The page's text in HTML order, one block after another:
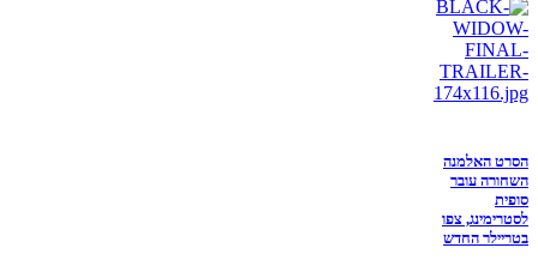
הסרט האלמנה
השחורה עובר
סופית
לסטרימינג, צפו
בטריילר החדש